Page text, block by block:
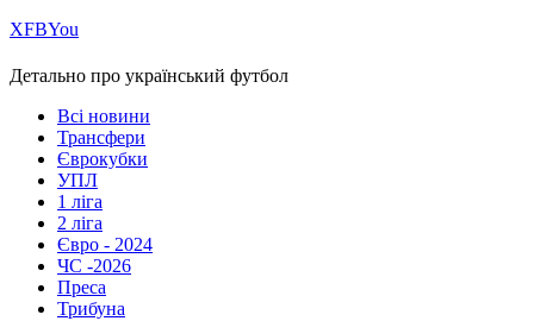
ХFBYou
Детально про український футбол
Всі новини
Трансфери
Єврокубки
УПЛ
1 ліга
2 ліга
Євро - 2024
ЧС -2026
Преса
Трибуна